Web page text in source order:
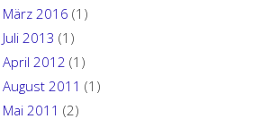
März 2016 (1)
Juli 2013 (1)
April 2012 (1)
August 2011 (1)
Mai 2011 (2)